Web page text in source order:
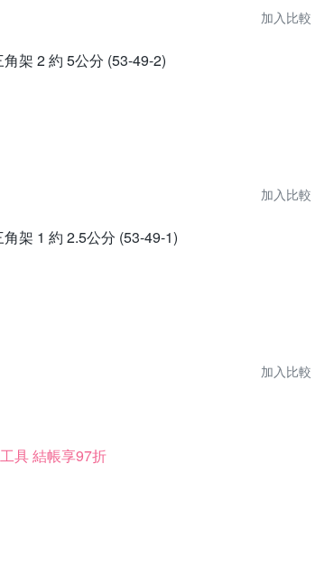
加入比較
架 2 約 5公分 (53-49-2)
加入比較
架 1 約 2.5公分 (53-49-1)
加入比較
具 結帳享97折